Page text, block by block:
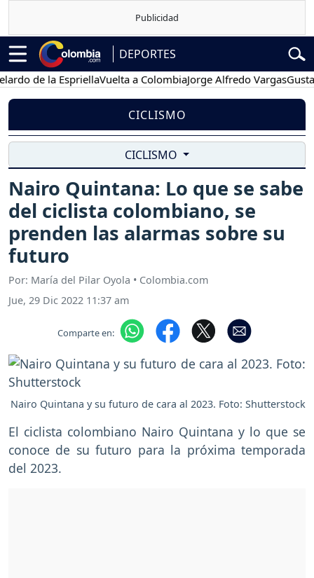
DEPORTES
de la EspriellaVuelta a ColombiaJorge Alfredo VargasGustavo
CICLISMO
CICLISMO
Nairo Quintana: Lo que se sabe
del ciclista colombiano, se
prenden las alarmas sobre su
futuro
Por: María del Pilar Oyola • Colombia.com
Jue, 29 Dic 2022 11:37 am
Comparte en:
Nairo Quintana y su futuro de cara al 2023. Foto: Shutterstock
El ciclista colombiano Nairo Quintana y lo que se
conoce de su futuro para la próxima temporada
del 2023.